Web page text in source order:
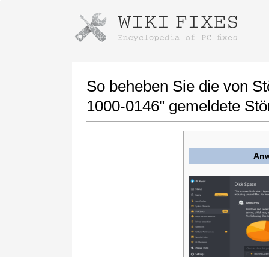
So beheben Sie die von
1000-0146" gemeldete
Anweisungen zum Herunterladen
Klicken Sie nach Abschluss des Downloads auf
den Link zur heruntergeladenen Datei